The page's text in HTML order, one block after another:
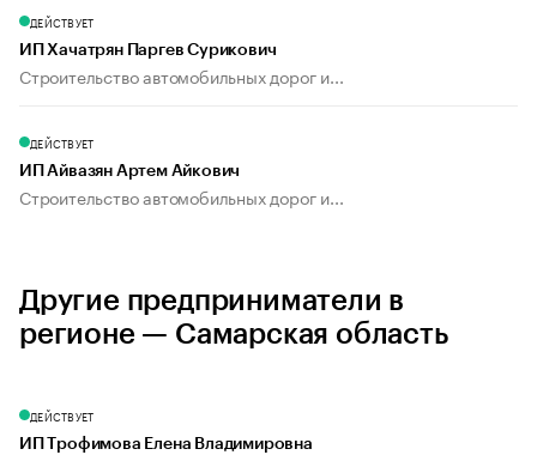
ДЕЙСТВУЕТ
ИП Хачатрян Паргев Сурикович
Строительство автомобильных дорог и...
ДЕЙСТВУЕТ
ИП Айвазян Артем Айкович
Строительство автомобильных дорог и...
Другие предприниматели в
регионе — Самарская область
ДЕЙСТВУЕТ
ИП Трофимова Елена Владимировна